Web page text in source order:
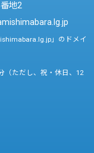
地2
」のドメイ
（ただし、祝・休日、12